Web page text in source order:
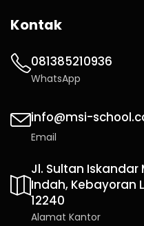
Kontak
081385210936
WhatsApp
info@msi-
Email
Jl. Sultan Iskandar
Indah, Kebayoran
12240
Alamat Kantor